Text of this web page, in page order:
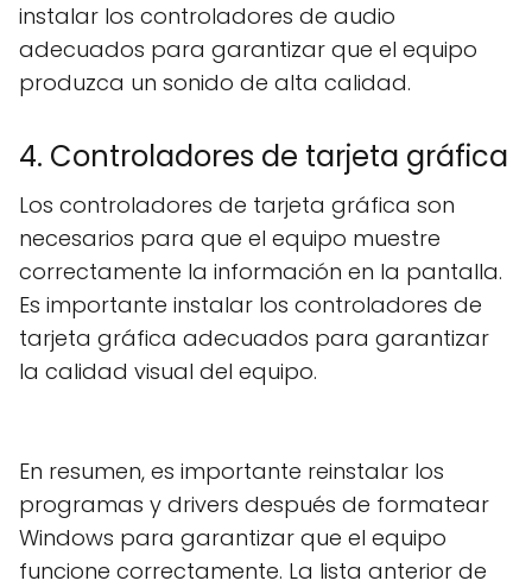
instalar los controladores de audio
adecuados para garantizar que el equipo
produzca un sonido de alta calidad.
4. Controladores de tarjeta gráfica
Los controladores de tarjeta gráfica son
necesarios para que el equipo muestre
correctamente la información en la pantalla.
Es importante instalar los controladores de
tarjeta gráfica adecuados para garantizar
la calidad visual del equipo.
En resumen, es importante reinstalar los
programas y drivers después de formatear
Windows para garantizar que el equipo
funcione correctamente. La lista anterior de